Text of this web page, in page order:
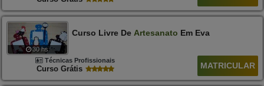
30 hs
Curso Livre De Artesanato Em Eva
Técnicas Profissionais
Curso Grátis MATRICULAR